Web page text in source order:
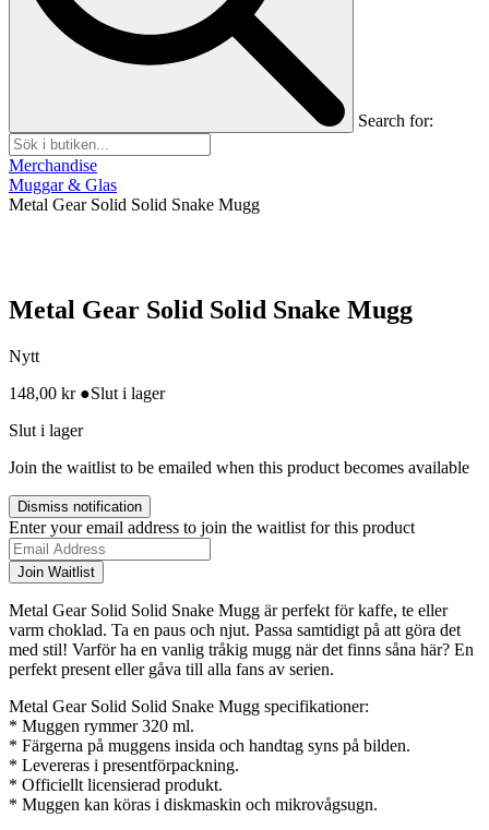
Search for:
Merchandise
Muggar & Glas
Metal Gear Solid Solid Snake Mugg
Metal Gear Solid Solid Snake Mugg
Nytt
148,00 kr ●Slut i lager
Slut i lager
Join the waitlist to be emailed when this product becomes available
Dismiss notification
Enter your email address to join the waitlist for this product
Join Waitlist
Metal Gear Solid Solid Snake Mugg är perfekt för kaffe, te eller
varm choklad. Ta en paus och njut. Passa samtidigt på att göra det
med stil! Varför ha en vanlig tråkig mugg när det finns såna här? En
perfekt present eller gåva till alla fans av serien.
Metal Gear Solid Solid Snake Mugg specifikationer:
* Muggen rymmer 320 ml.
* Färgerna på muggens insida och handtag syns på bilden.
* Levereras i presentförpackning.
* Officiellt licensierad produkt.
* Muggen kan köras i diskmaskin och mikrovågsugn.